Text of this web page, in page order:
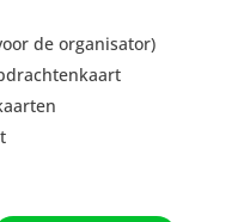
de organisator)